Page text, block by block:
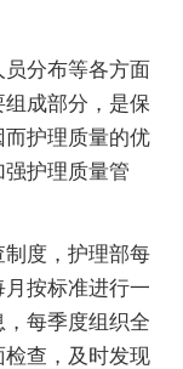
分布等各方面
成部分，是保
护理质量的优
护理质量管
度，护理部每
按标准进行一
每季度组织全
查，及时发现